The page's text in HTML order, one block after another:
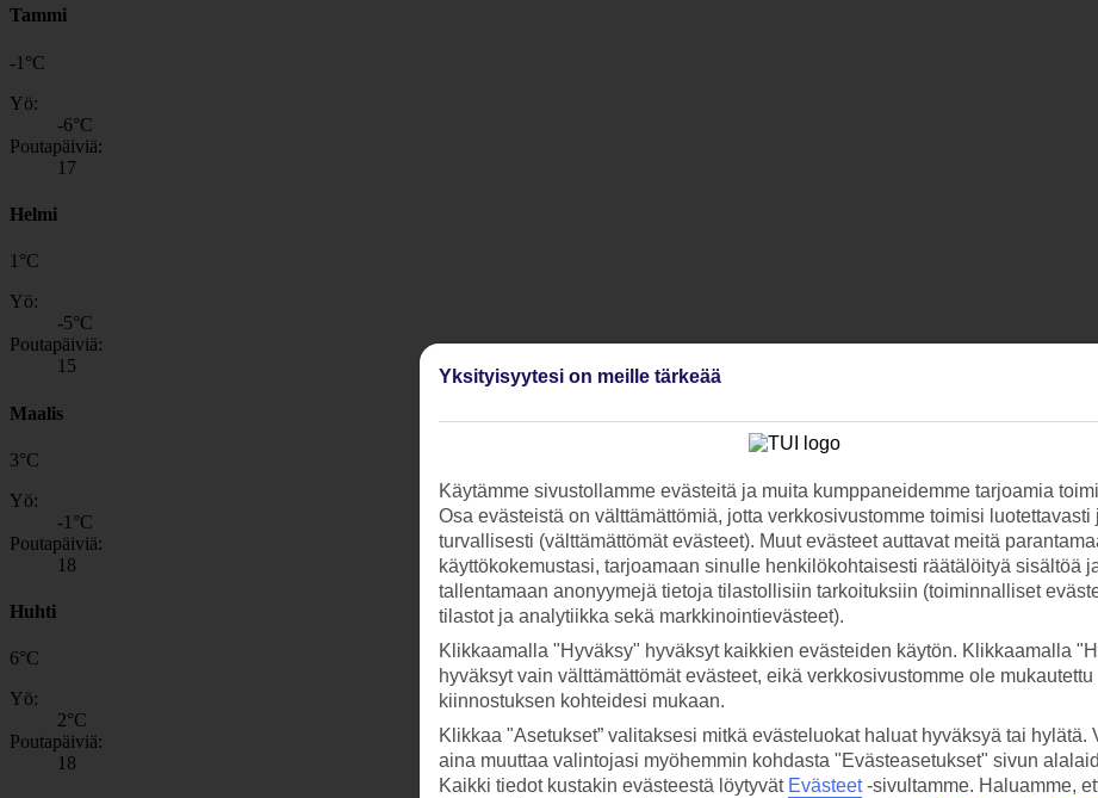
Tammi
-1 °C
Yö:
-6°C
Poutapäiviä:
17
Helmi
1 °C
Yö:
-5°C
Poutapäiviä:
15
Maalis
3°C
Yö:
-1 °C
Poutapäiviä:
18
Huhti
6°C
Yö:
2°C
Poutapäiviä:
18
Yksityisyytesi on meille tärkeää
Käytämme sivustollamme evästeitä ja muita kumppaneidemme tarjoamia
Osa evästeistä on välttämättömiä, jotta verkkosivustomme toimisi luotettavasti
turvallisesti (välttämättömät evästeet). Muut evästeet auttavat meitä
käyttökokemustasi, tarjoamaan sinulle henkilökohtaisesti räätälöityä sisältöä
tallentamaan anonyymejä tietoja tilastollisiin tarkoituksiin (toiminnalliset
tilastot ja analytiikka sekä markkinointievästeet).
Klikkaamalla "Hyväksy" hyväksyt kaikkien evästeiden käytön. Klikkaamalla
hyväksyt vain välttämättömät evästeet, eikä verkkosivustomme ole mukautettu
kiinnostuksen kohteidesi mukaan.
Klikkaa "Asetukset” valitaksesi mitkä evästeluokat haluat hyväksyä tai hylätä.
aina muuttaa valintojasi myöhemmin kohdasta "Evästeasetukset" sivun
Kaikki tiedot kustakin evästeestä löytyvät Evästeet-sivultamme. Haluamme,